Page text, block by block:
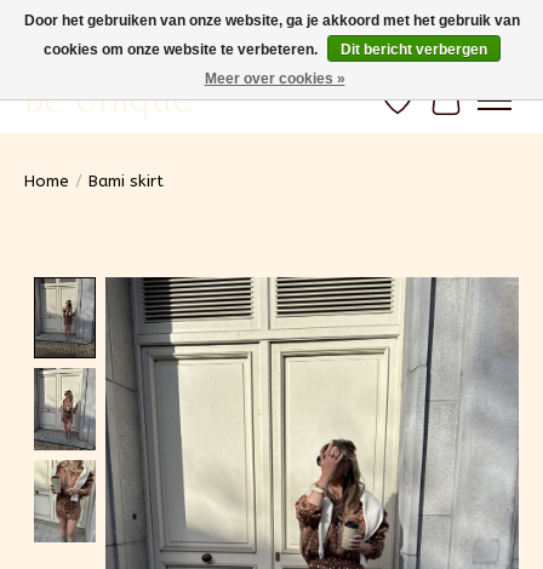
Gratis verzending vanaf 100€ (BE) Snelle levering
Be Unique Verlanglijst
Home / Bami skirt
Product image slideshow Items
Door het gebruiken van onze website, ga je akkoord met het gebruik van
cookies om onze website te verbeteren.
Dit bericht verbergen
Meer over cookies »